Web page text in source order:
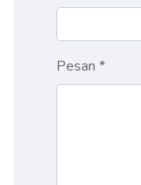
Pesan *